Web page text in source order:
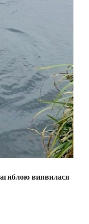
виявилася